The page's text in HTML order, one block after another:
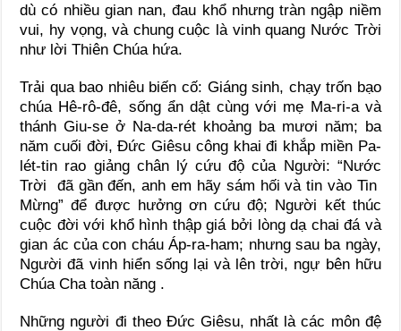
dù có nhiều gian nan, đau khổ nhưng tràn ngập niềm
vui, hy vọng, và chung cuộc là vinh quang Nước Trời
như lời Thiên Chúa hứa.
Trải qua bao nhiêu biến cố: Giáng sinh, chạy trốn bạo
chúa Hê-rô-đê, sống ẩn dật cùng với mẹ Ma-ri-a và
thánh Giu-se ở Na-da-rét khoảng ba mươi năm; ba
năm cuối đời, Đức Giêsu công khai đi khắp miền Pa-
lét-tin rao giảng chân lý cứu độ của Người: “Nước
Trời đã gần đến, anh em hãy sám hối và tin vào Tin
Mừng” để được hưởng ơn cứu độ; Người kết thúc
cuộc đời với khổ hình thập giá bởi lòng dạ chai đá và
gian ác của con cháu Áp-ra-ham; nhưng sau ba ngày,
Người đã vinh hiển sống lại và lên trời, ngự bên hữu
Chúa Cha toàn năng .
Những người đi theo Đức Giêsu, nhất là các môn đệ